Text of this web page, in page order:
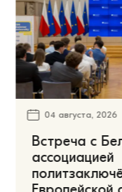
04 августа, 2026
Встреча с
ассоциацией